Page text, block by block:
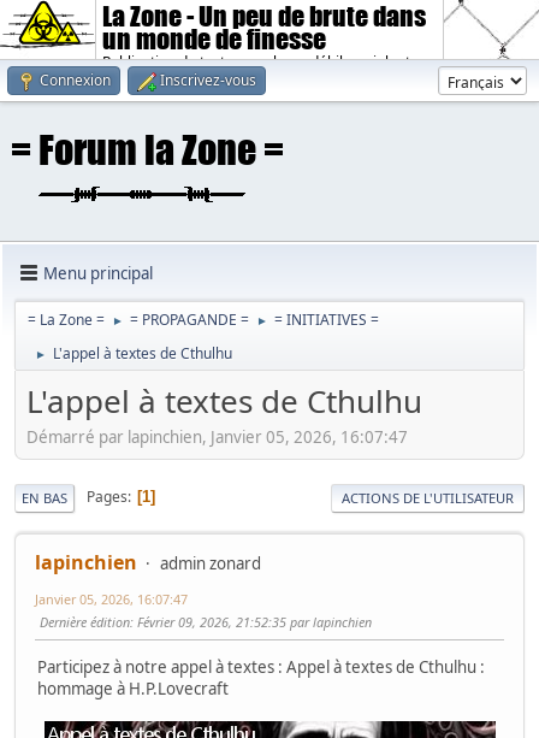
La Zone - Un peu de brute dans
un monde de finesse
Publication de textes sombres, débiles, violents.
Connexion
Inscrivez-vous
Menu principal
= La Zone = ► = PROPAGANDE = ► = INITIATIVES =
► L'appel à textes de Cthulhu
L'appel à textes de Cthulhu
Démarré par lapinchien, Janvier 05, 2026, 16:07:47
EN BAS Pages 1 ACTIONS DE L'UTILISATEUR
lapinchien admin zonard
Janvier 05, 2026, 16:07:47
Dernière édition: Février 09, 2026, 21:52:35 par lapinchien
Participez à notre appel à textes : Appel à textes de Cthulhu :
hommage à H.P.Lovecraft